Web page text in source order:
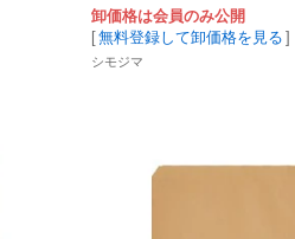
卸価格は会員のみ公開
[無料登録して卸価格を見る ]
シモジマ